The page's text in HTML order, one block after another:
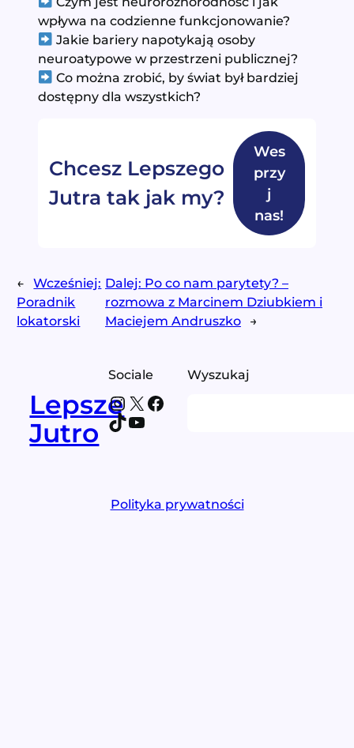
wpływa na codzienne funkcjonowanie?
Jakie bariery napotykają osoby
neuroatypowe w przestrzeni publicznej?
Co można zrobić, by świat był bardziej
dostępny dla wszystkich?
Chcesz Lepszego
Jutra tak jak my?
Wes
przy
j
nas!
←
Wcześniej:
Poradnik
lokatorski
Dalej: Po co nam parytety? –
rozmowa z Marcinem Dziubkiem i
Maciejem Andruszko
→
Lepsze
Jutro
Sociale
Instagram
X Facebook
TikTok
YouTube
Wyszukaj
Polityka prywatności